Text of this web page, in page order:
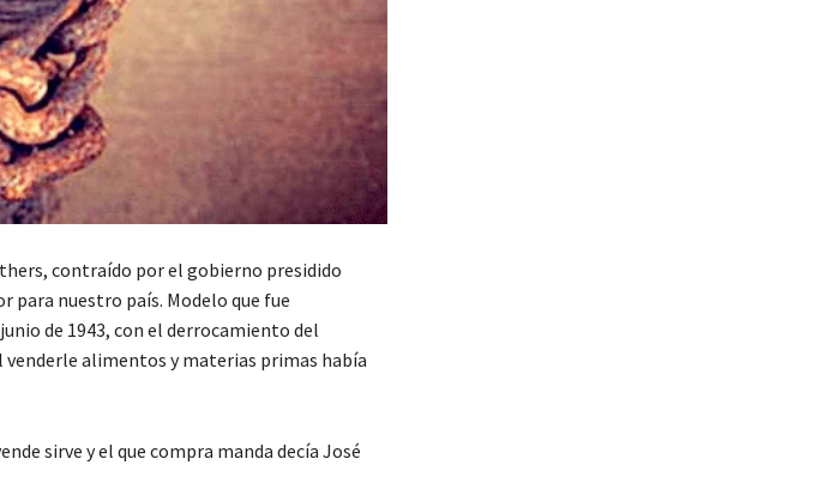
contraído por el gobierno presidido
para nuestro país. Modelo que fue
de 1943, con el derrocamiento del
venderle alimentos y materias primas había
sirve y el que compra manda decía José